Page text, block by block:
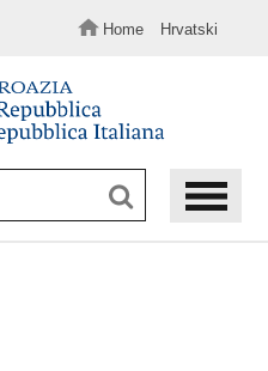
Home Hrvatski